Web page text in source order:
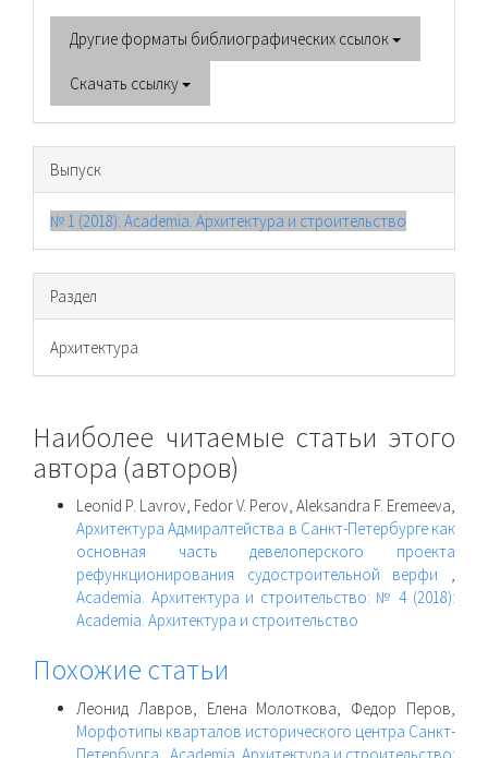
Другие форматы библиографических ссылок
Скачать ссылку
Выпуск
№ 1 (2018): Academia. Архитектура и строительство
Раздел
Архитектура
Наиболее читаемые статьи этого
автора (авторов)
Leonid P. Lavrov, Fedor V. Perov, Aleksandra F. Eremeeva,
Архитектура Адмиралтейства в Санкт-Петербурге как
основная часть девелоперского проекта
рефункционирования судостроительной верфи ,
Academia. Архитектура и строительство: № 4 (2018):
Academia. Архитектура и строительство
Похожие статьи
Леонид Лавров, Елена Молоткова, Федор Перов,
Морфотипы кварталов исторического центра Санкт-